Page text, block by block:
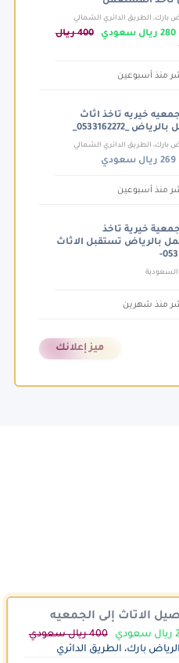
بارك، الطريق الدائري الشمالي
الفرعي، الرياض السعودية
280 ريال سعودي
400 ريال
منذ أسبوعين
خيريه تاخذ اثاث
_0533162272_
بارك، الطريق الدائري الشمالي
الفرعي، الرياض السعودية
269 ريال سعودي
منذ أسبوعين
خيرية تاخذ
بالرياض تستقبل الاثاث
منذ شهرين
ميز إعلانك
الاثاث إلى الجمعيه
بالرياض تاخذ
400 ريال سعودي
الرياض بارك، الطريق الدائري